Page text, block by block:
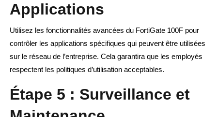
Applications
Utilisez les fonctionnalités avancées du FortiGate 100F pour
contrôler les applications spécifiques qui peuvent être utilisées
sur le réseau de l’entreprise. Cela garantira que les employés
respectent les politiques d’utilisation acceptables.
Étape 5 : Surveillance et